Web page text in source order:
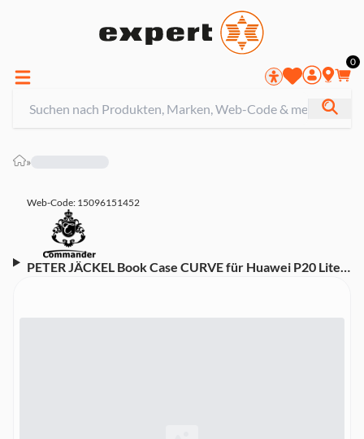
0
»
Web-Code: 15096151452
PETER JÄCKEL Book Case CURVE für Huawei P20 Lite